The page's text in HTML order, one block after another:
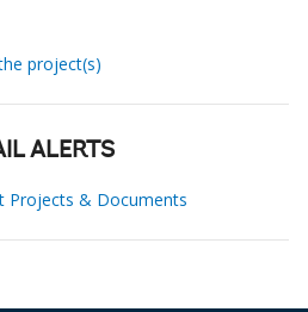
project(s)
ALERTS
Projects & Documents